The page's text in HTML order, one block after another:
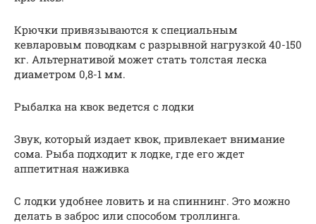
Крючки привязываются к специальным
кевларовым поводкам с разрывной нагрузкой 40-150
кг. Альтернативой может стать толстая леска
диаметром 0,8-1 мм.
Рыбалка на квок ведется с лодки
Звук, который издает квок, привлекает внимание
сома. Рыба подходит к лодке, где его ждет
аппетитная наживка
С лодки удобнее ловить и на спиннинг. Это можно
делать в заброс или способом троллинга.